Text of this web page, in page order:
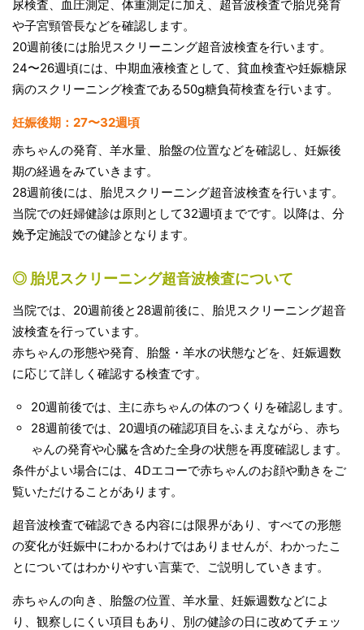
尿検査、血圧測定、体重測定に加え、超音波検査で胎児発育
や子宮頸管長などを確認します。
20週前後には胎児スクリーニング超音波検査を行います。
24〜26週頃には、中期血液検査として、貧血検査や妊娠糖尿
病のスクリーニング検査である50g糖負荷検査を行います。
妊娠後期：27〜32週頃
赤ちゃんの発育、羊水量、胎盤の位置などを確認し、妊娠後
期の経過をみていきます。
28週前後には、胎児スクリーニング超音波検査を行います。
当院での妊婦健診は原則として32週頃までです。以降は、分
娩予定施設での健診となります。
◎ 胎児スクリーニング超音波検査について
当院では、20週前後と28週前後に、胎児スクリーニング超音
波検査を行っています。
赤ちゃんの形態や発育、胎盤・羊水の状態などを、妊娠週数
に応じて詳しく確認する検査です。
20週前後では、主に赤ちゃんの体のつくりを確認します。
28週前後では、20週頃の確認項目をふまえながら、赤ち
ゃんの発育や心臓を含めた全身の状態を再度確認します。
条件がよい場合には、4Dエコーで赤ちゃんのお顔や動きをご
覧いただけることがあります。
超音波検査で確認できる内容には限界があり、すべての形態
の変化が妊娠中にわかるわけではありませんが、わかったこ
とについてはわかりやすい言葉で、ご説明していきます。
赤ちゃんの向き、胎盤の位置、羊水量、妊娠週数などによ
り、観察しにくい項目もあり、別の健診の日に改めてチェッ